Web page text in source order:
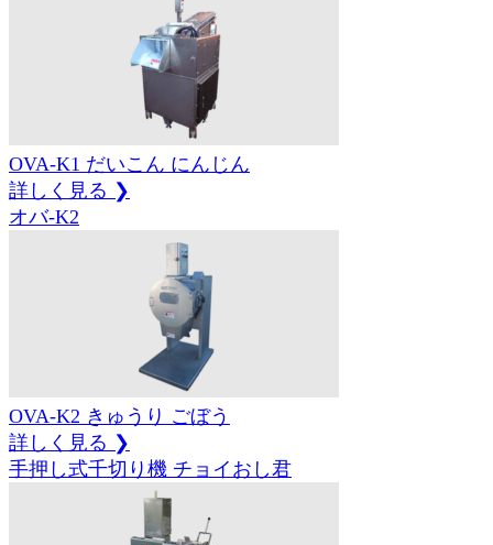
OVA-K1 だいこん にんじん
詳しく見る ❯
オバ-K2
OVA-K2 きゅうり ごぼう
詳しく見る ❯
手押し式千切り機 チョイおし君